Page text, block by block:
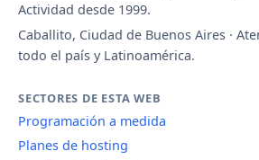
Actividad desde 1999.
Caballito, Ciudad de Buenos Aires ·
todo el país y Latinoamérica.
SECTORES DE ESTA WEB
Programación a medida
Planes de hosting